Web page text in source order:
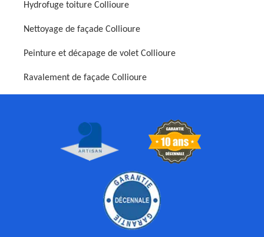
Hydrofuge toiture Collioure
Nettoyage de façade Collioure
Peinture et décapage de volet Collioure
Ravalement de façade Collioure